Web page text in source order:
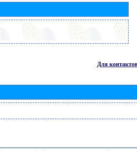
Для контактов